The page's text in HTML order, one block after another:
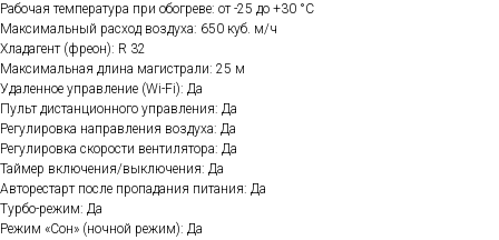
Рабочая температура при обогреве: от -25 до +30 °C
Максимальный расход воздуха: 650 куб. м/ч
Хладагент (фреон): R 32
Максимальная длина магистрали: 25 м
Удаленное управление (Wi-Fi): Да
Пульт дистанционного управления: Да
Регулировка направления воздуха: Да
Регулировка скорости вентилятора: Да
Таймер включения/выключения: Да
Авторестарт после пропадания питания: Да
Турбо-режим: Да
Режим «Сон» (ночной режим): Да